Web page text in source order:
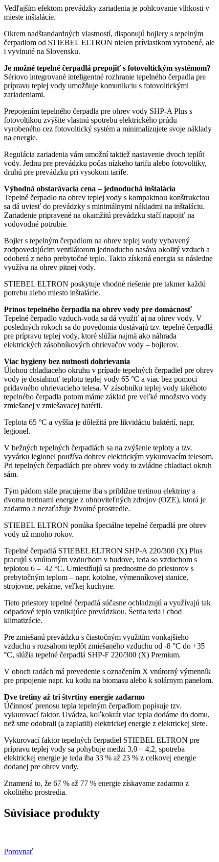
Vedľajším efektom prevádzky zariadenia je pohlcovanie vlhkosti v
mieste inštalácie.
Okrem nadštandardných vlastností, disponujú bojlery s tepelným
čerpadlom od STIEBEL ELTRON nielen prívlastkom vyrobené, ale
i vyvinuté na Slovensku.
Je možné tepelné čerpadlá prepojiť s fotovoltickým systémom?
Sériovo integrované inteligentné rozhranie tepelného čerpadla pre
prípravu teplej vody umožňuje komunikciu s fotovoltickými
zariadeniami.
Prepojením tepelného čerpadla pre ohrev vody SHP-A Plus s
fotovoltikou zvýšite vlastnú spotrebu elektrického prúdu
vyrobeného cez fotovoltický systém a minimalizujete svoje náklady
na energie.
Regulácia zariadenia vám umožní taktiež nastavenie dvoch teplôt
vody. Jednu pre prevádzku počas nízkeho tarifu alebo fotovoltiky,
druhú pre prevádzku pri vysokom tarife.
Výhodná obstarávacia cena – jednoduchá inštalácia
Tepelné čerpadlo na ohrev teplej vody s kompaktnou konštrukciou
sa dá uviesť do prevádzky s minimálnymi nákladmi na inštaláciu.
Zariadenie pripravené na okamžitú prevádzku stačí napojiť na
vodovodné potrubie.
Bojler s tepelným čerpadlom na ohrev teplej vody vybavený
zodpovedajúcim ventilátorom jednoducho nasáva okolitý vzduch a
odoberá z neho prebytočné teplo. Takto získaná energia sa následne
využíva na ohrev pitnej vody.
STIEBEL ELTRON poskytuje vhodné riešenie pre takmer každú
potrebu alebo miesto inštalácie.
Prínos tepelného čerpadla na ohrev vody pre domácnosť
Tepelné čerpadlo vzduch-voda sa dá využiť aj na ohrev vody. V
posledných rokoch sa do povedomia dostávajú tzv. tepelné čerpadlá
pre prípravu teplej vody, ktoré slúžia najmä ako náhrada
elektrických zásobníkových ohrievačov vody ‒ bojlerov.
Viac hygieny bez nutnosti dohrievania
Úlohou chladiaceho okruhu v prípade tepelných čerpadiel pre ohrev
vody je dosiahnuť teplotu teplej vody 65 °C a viac bez pomoci
prídavného ohrievacieho telesa. V zásobníku teplej vody takéhoto
tepelného čerpadla potom máme základ pre veľké množstvo vody
zmiešanej v zmiešavacej batérii.
Teplota 65 °C a vyššia je dôležitá pre likvidáciu baktérií, napr.
legionel.
V bežných tepelných čerpadlách sa na zvýšenie teploty a tzv.
vyvárku legionel používa dohrev elektrickým vykurovacím telesom.
Pri tepelných čerpadlách pre ohrev vody to zvládne chladiaci okruh
sám.
Tým pádom stále pracujeme iba s približne tretinou elektriny a
dvoma tretinami energie z obnoviteľných zdrojov (OZE), ktorá je
zadarmo a nezaťažuje životné prostredie.
STIEBEL ELTRON ponúka špeciálne tepelné čerpadlá pre ohrev
vody už mnoho rokov.
Tepelné čerpadlá STIEBEL ELTRON SHP-A 220/300 (X) Plus
pracujú s vnútorným vzduchom v budove, teda so vzduchom s
teplotou 6 ‒ 42 °C. Umiestňujú sa prednostne do priestorov s
prebytočným teplom – napr. kotolne, výmenníkovej stanice,
strojovne, pekárne, veľkej kuchyne.
Tieto priestory tepelné čerpadlá súčasne ochladzujú a využívajú tak
odpadové teplo vznikajúce prevádzkou. Šetria teda i chod
klimatizácie.
Pre zmiešanú prevádzku s čiastočným využitím vonkajšieho
vzduchu s rozsahom teplôt zmiešaného vzduchu od -8 °C do +35
°C, slúžia tepelné čerpadlá SHP-F 220/300 (X) Premium.
V oboch radách má prevedenie s označením X vnútorný výmenník
pre pripojenie napr. ku kotlu na biomasu alebo k solárnym panelom.
Dve tretiny až tri štvrtiny energie zadarmo
Účinnosť prenosu tepla tepelným čerpadlom popisuje tzv.
vykurovací faktor. Uvádza, koľkokrát viac tepla dodáme do domu,
než sme odobrali (a zaplatili) elektrickej energie z elektrickej siete.
Vykurovací faktor tepelných čerpadiel STIEBEL ELTRON pre
prípravu teplej vody sa pohybuje medzi 3,0 – 4,2, spotreba
elektrickej energie je teda iba 33 % až 23 % z celkovej energie
dodanej pre ohrev vody.
Znamená to, že 67 % až 77 % energie získavame zadarmo z
okolitého prostredia.
Súvisiace produkty
Porovnať